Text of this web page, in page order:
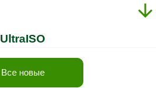
UltraISO
Все новые